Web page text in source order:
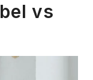
vs